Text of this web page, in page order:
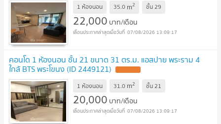
1 ห้องนอน 35.0 m2 ชั้น29
22,000 บาท/เดือน
07/08/2026 13:09:17
คอนโด 1 ห้องนอน ชั้น 21 ขนาด 31 ตร.ม. แอสปาย พระราม 4
ใกล้ BTS พระโขนง (ID 2449121)
1 ห้องนอน 31.0 m2 ชั้น21
20,000 บาท/เดือน
07/08/2026 13:09:17